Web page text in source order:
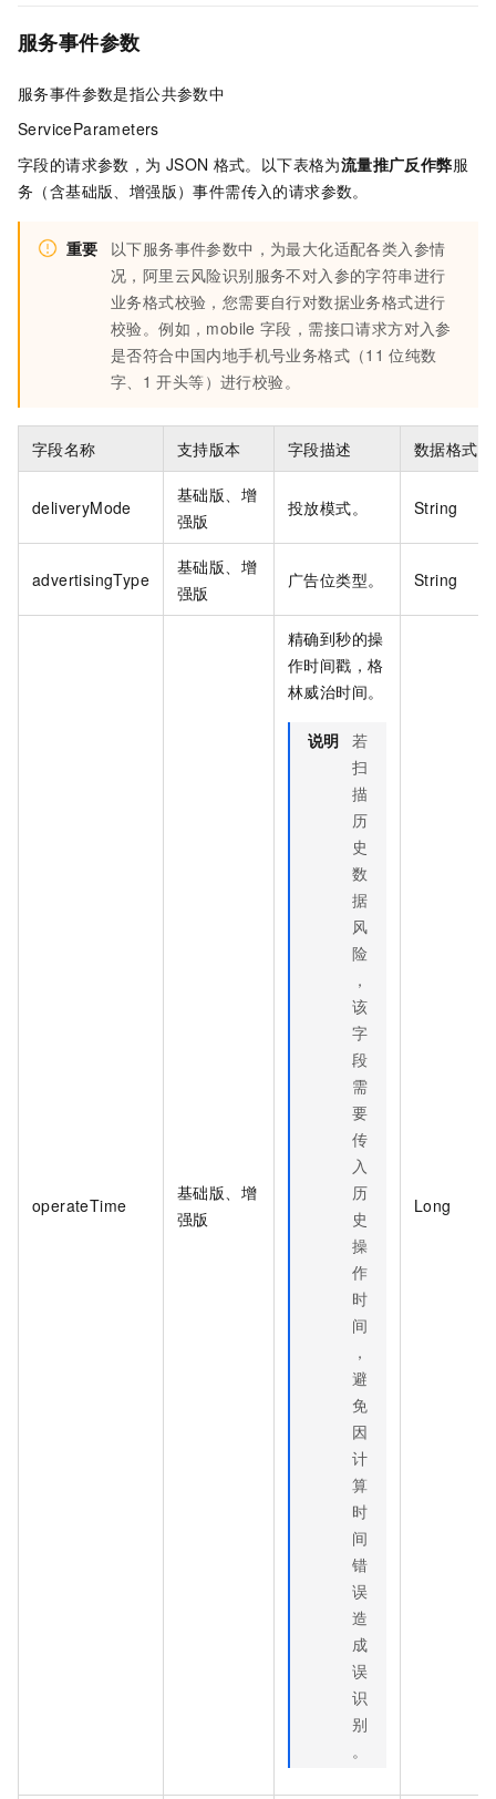
服务事件参数
服务事件参数是指公共参数中
ServiceParameters
字段的请求参数，为 JSON 格式。以下表格为流量推广反作弊服
务（含基础版、增强版）事件需传入的请求参数。
重要
以下服务事件参数中，为最大化适配各类入参情
况，阿里云风险识别服务不对入参的字符串进行
业务格式校验，您需要自行对数据业务格式进行
校验。例如，mobile 字段，需接口请求方对入参
是否符合中国内地手机号业务格式（11 位纯数
字、1 开头等）进行校验。
字段名称 支持版本 字段描述 数据格式
deliveryMode
基础版、增
强版
投放模式。 String
advertisingType
基础版、增
强版
广告位类型。 String
operateTime
基础版、增
强版
精确到秒的操
作时间戳，格
林威治时间。
说明 若
扫
描
历
史
数
据
风
险
，
该
字
段
需
要
传
入
历
史
操
作
时
间
，
避
免
因
计
算
时
间
错
误
造
成
误
识
别
。
Long